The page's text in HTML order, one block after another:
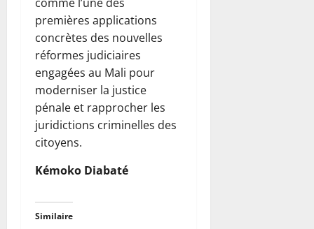
premières applications
concrètes des nouvelles
réformes judiciaires
engagées au Mali pour
moderniser la justice
pénale et rapprocher les
juridictions criminelles des
citoyens.
Kémoko Diabaté
Similaire